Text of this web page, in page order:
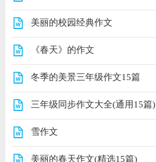
美丽的校园经典作文
《春天》的作文
冬季的美景三年级作文15篇
三年级同步作文大全(通用15篇)
雪作文
美丽的春天作文(精选15篇)